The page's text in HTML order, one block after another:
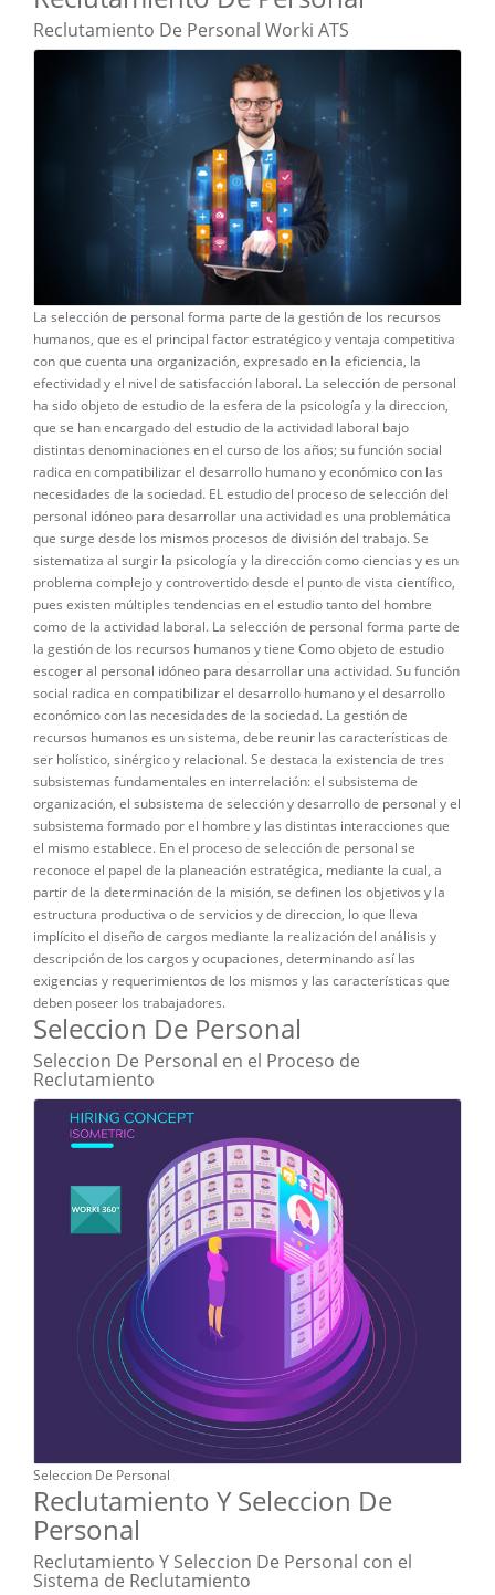
Reclutamiento De Personal Worki ATS
La selección de personal forma parte de la gestión de los recursos
humanos, que es el principal factor estratégico y ventaja competitiva
con que cuenta una organización, expresado en la eficiencia, la
efectividad y el nivel de satisfacción laboral. La selección de personal
ha sido objeto de estudio de la esfera de la psicología y la direccion,
que se han encargado del estudio de la actividad laboral bajo
distintas denominaciones en el curso de los años; su función social
radica en compatibilizar el desarrollo humano y económico con las
necesidades de la sociedad. EL estudio del proceso de selección del
personal idóneo para desarrollar una actividad es una problemática
que surge desde los mismos procesos de división del trabajo. Se
sistematiza al surgir la psicología y la dirección como ciencias y es un
problema complejo y controvertido desde el punto de vista científico,
pues existen múltiples tendencias en el estudio tanto del hombre
como de la actividad laboral. La selección de personal forma parte de
la gestión de los recursos humanos y tiene Como objeto de estudio
escoger al personal idóneo para desarrollar una actividad. Su función
social radica en compatibilizar el desarrollo humano y el desarrollo
económico con las necesidades de la sociedad. La gestión de
recursos humanos es un sistema, debe reunir las características de
ser holístico, sinérgico y relacional. Se destaca la existencia de tres
subsistemas fundamentales en interrelación: el subsistema de
organización, el subsistema de selección y desarrollo de personal y el
subsistema formado por el hombre y las distintas interacciones que
el mismo establece. En el proceso de selección de personal se
reconoce el papel de la planeación estratégica, mediante la cual, a
partir de la determinación de la misión, se definen los objetivos y la
estructura productiva o de servicios y de direccion, lo que lleva
implícito el diseño de cargos mediante la realización del análisis y
descripción de los cargos y ocupaciones, determinando así las
exigencias y requerimientos de los mismos y las características que
deben poseer los trabajadores.
Seleccion De Personal
Seleccion De Personal en el Proceso de
Reclutamiento
Seleccion De Personal
Reclutamiento Y Seleccion De
Personal
Reclutamiento Y Seleccion De Personal con el
Sistema de Reclutamiento